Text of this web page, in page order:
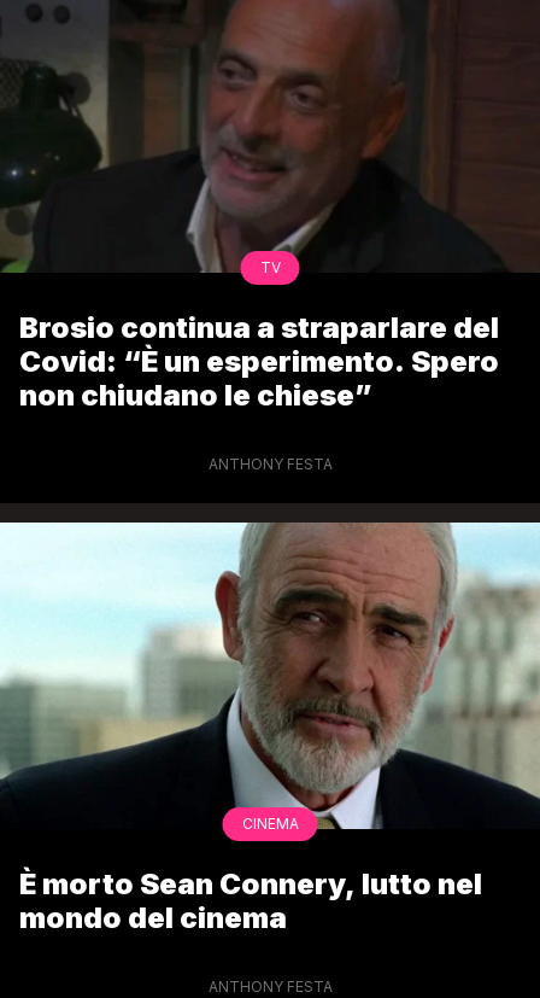
TV
Brosio continua a straparlare del
Covid: “È un esperimento. Spero
non chiudano le chiese”
ANTHONY FESTA
CINEMA
È morto Sean Connery, lutto nel
mondo del cinema
ANTHONY FESTA